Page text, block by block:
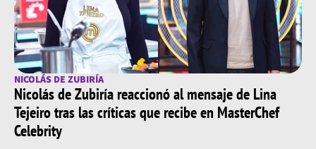
NICOLÁS DE ZUBIRÍA
Nicolás de Zubiría reaccionó al mensaje de Lina
Tejeiro tras las críticas que recibe en MasterChef
Celebrity